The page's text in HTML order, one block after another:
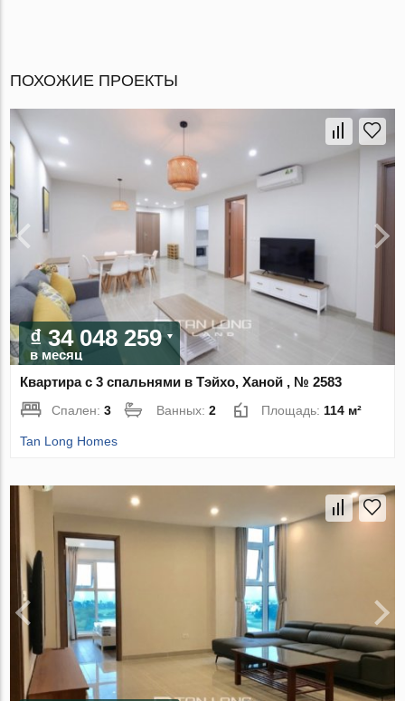
ПОХОЖИЕ ПРОЕКТЫ
₫ 34 048 259
в месяц
Квартира с 3 спальнями в Тэйхо, Ханой , № 2583
Спален:3 Ванных:2 Площадь:114 м²
Tan Long Homes